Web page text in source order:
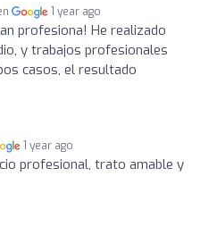
1 year ago
profesiona! He realizado
y trabajos profesionales
casos, el resultado
1 year ago
profesional, trato amable y